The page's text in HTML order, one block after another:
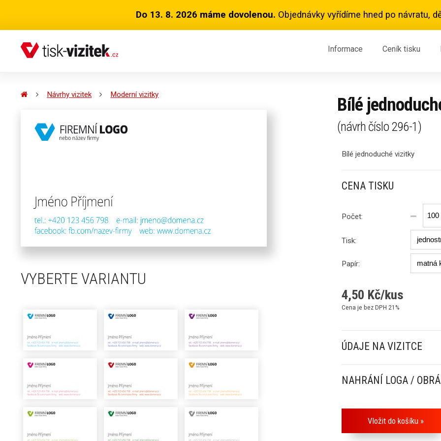
Do 13. 8. 2026 máme dovolenou. Objednávky vyřídíme hned po návratu,
Informace Ceník tisku
Návrhy vizitek Moderní vizitky
VYBERTE VARIANTU
Bílé
(návrh číslo296-1)
Bílé jednoduché vizitky
CENA TISKU
Počet:
Tisk:
Papír:
4,50 Kč/kus
Cena je bez DPH 21%
ÚDAJE NA VIZITCE
NAHRÁNÍ LOGA /